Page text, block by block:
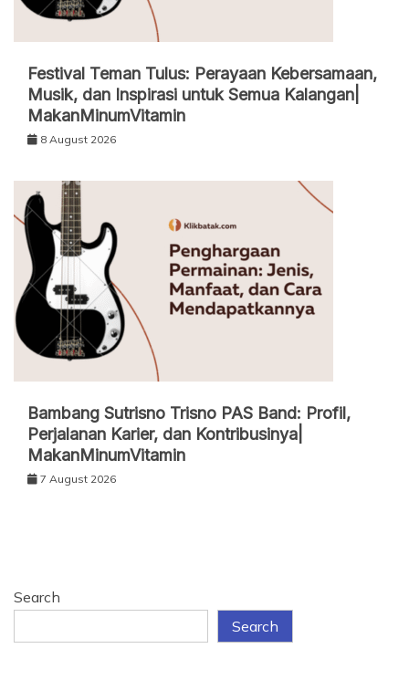
Festival Teman Tulus: Perayaan Kebersamaan,
Musik, dan Inspirasi untuk Semua Kalangan|
MakanMinumVitamin
8 August 2026
Bambang Sutrisno Trisno PAS Band: Profil,
Perjalanan Karier, dan Kontribusinya|
MakanMinumVitamin
7 August 2026
Search
Search